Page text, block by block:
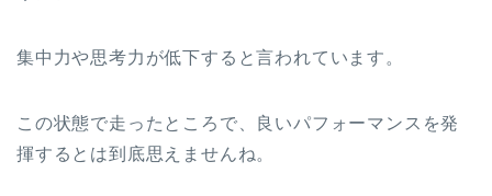
集中力や思考力が低下すると言われています。
この状態で走ったところで、良いパフォーマンスを発
揮するとは到底思えませんね。